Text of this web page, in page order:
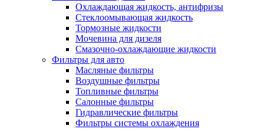
Охлаждающая жидкость, антифризы
Стеклоомывающая жидкость
Тормозные жидкости
Мочевина для дизеля
Смазочно-охлаждающие жидкости
Фильтры для авто
Масляные фильтры
Воздушные фильтры
Топливные фильтры
Салонные фильтры
Гидравлические фильтры
Фильтры системы охлаждения